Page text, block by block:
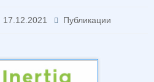
17.12.2021 Публикации